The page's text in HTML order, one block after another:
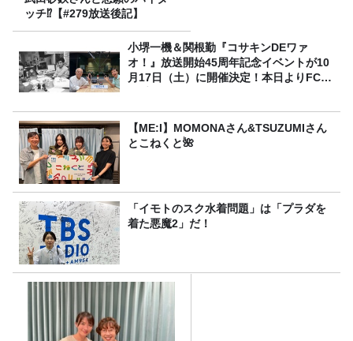
ッチ⁉【#279放送後記】
小堺一機＆関根勤『コサキンDEワァ
オ！』放送開始45周年記念イベントが10
月17日（土）に開催決定！本日よりFC先
【ME:I】MOMONAさん&TSUZUMIさん
とこねくと🌺
「イモトのスク水着問題」は「プラダを
着た悪魔2」だ！